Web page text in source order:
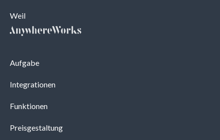
Weil
Aufgabe
Integrationen
Funktionen
Preisgestaltung